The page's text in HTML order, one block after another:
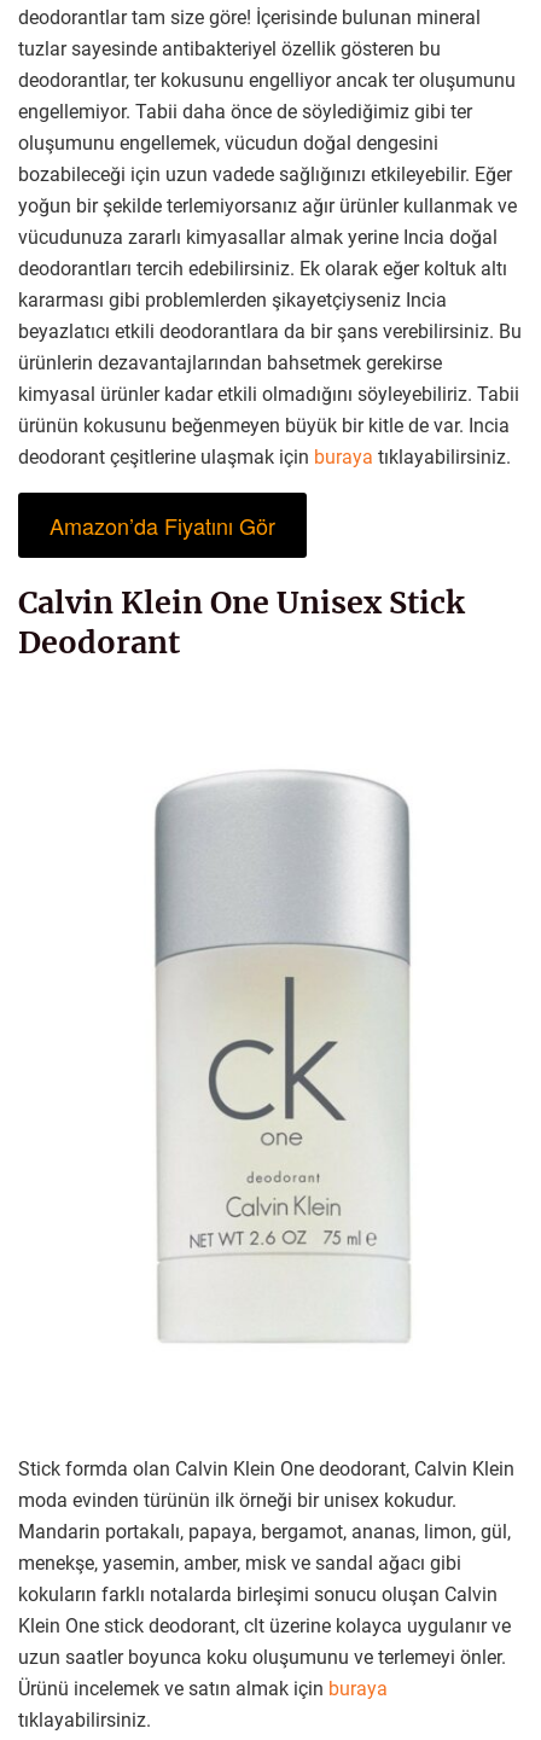
deodorantlar tam size göre! İçerisinde bulunan mineral
tuzlar sayesinde antibakteriyel özellik gösteren bu
deodorantlar, ter kokusunu engelliyor ancak ter oluşumunu
engellemiyor. Tabii daha önce de söylediğimiz gibi ter
oluşumunu engellemek, vücudun doğal dengesini
bozabileceği için uzun vadede sağlığınızı etkileyebilir. Eğer
yoğun bir şekilde terlemiyorsanız ağır ürünler kullanmak ve
vücudunuza zararlı kimyasallar almak yerine Incia doğal
deodorantları tercih edebilirsiniz. Ek olarak eğer koltuk altı
kararması gibi problemlerden şikayetçiyseniz Incia
beyazlatıcı etkili deodorantlara da bir şans verebilirsiniz. Bu
ürünlerin dezavantajlarından bahsetmek gerekirse
kimyasal ürünler kadar etkili olmadığını söyleyebiliriz. Tabii
ürünün kokusunu beğenmeyen büyük bir kitle de var. Incia
deodorant çeşitlerine ulaşmak için buraya tıklayabilirsiniz.
Amazon’da Fiyatını Gör
Calvin Klein One Unisex Stick
Deodorant
Stick formda olan Calvin Klein One deodorant, Calvin Klein
moda evinden türünün ilk örneği bir unisex kokudur.
Mandarin portakalı, papaya, bergamot, ananas, limon, gül,
menekşe, yasemin, amber, misk ve sandal ağacı gibi
kokuların farklı notalarda birleşimi sonucu oluşan Calvin
Klein One stick deodorant, clt üzerine kolayca uygulanır ve
uzun saatler boyunca koku oluşumunu ve terlemeyi önler.
Ürünü incelemek ve satın almak için buraya
tıklayabilirsiniz.